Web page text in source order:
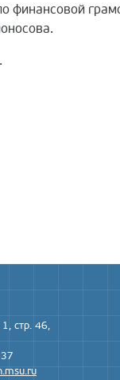
финансовой
стр. 46,